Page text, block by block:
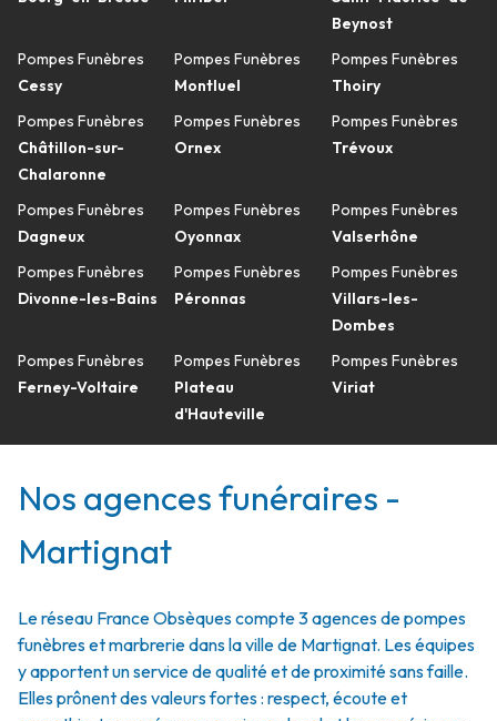
Pompes Funèbres
Cessy
Pompes Funèbres
Châtillon-sur-
Chalaronne
Pompes Funèbres
Dagneux
Pompes Funèbres
Divonne-les-Bains
Pompes Funèbres
Ferney-Voltaire
Pompes Funèbres
Montluel
Pompes Funèbres
Ornex
Pompes Funèbres
Oyonnax
Pompes Funèbres
Péronnas
Pompes Funèbres
Plateau
d'Hauteville
Beynost
Pompes Funèbres
Thoiry
Pompes Funèbres
Trévoux
Pompes Funèbres
Valserhône
Pompes Funèbres
Villars-les-
Dombes
Pompes Funèbres
Viriat
Nos agences funéraires -
Martignat
Le réseau France Obsèques compte 3 agences de pompes
funèbres et marbrerie dans la ville de Martignat. Les équipes
y apportent un service de qualité et de proximité sans faille.
Elles prônent des valeurs fortes : respect, écoute et